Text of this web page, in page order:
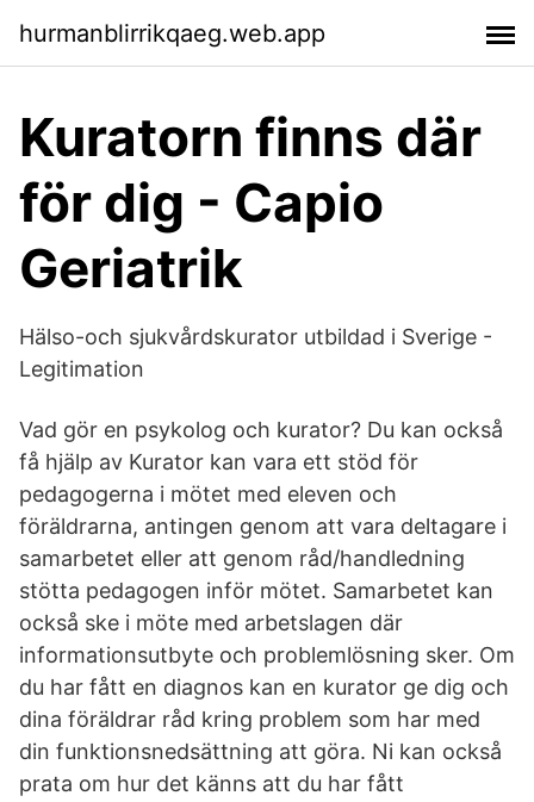
hurmanblirrikqaeg.web.app
Kuratorn finns där
för dig - Capio
Geriatrik
Hälso-och sjukvårdskurator utbildad i Sverige -
Legitimation
Vad gör en psykolog och kurator? Du kan också
få hjälp av Kurator kan vara ett stöd för
pedagogerna i mötet med eleven och
föräldrarna, antingen genom att vara deltagare i
samarbetet eller att genom råd/handledning
stötta pedagogen inför mötet. Samarbetet kan
också ske i möte med arbetslagen där
informationsutbyte och problemlösning sker. Om
du har fått en diagnos kan en kurator ge dig och
dina föräldrar råd kring problem som har med
din funktionsnedsättning att göra. Ni kan också
prata om hur det känns att du har fått